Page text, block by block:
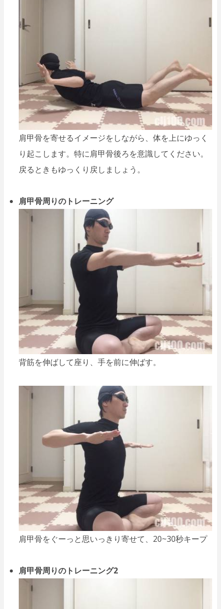
肩甲骨を寄せるイメージをしながら、体を上にゆっく
り起こします。特に肩甲骨後ろを意識してください。
戻るときもゆっくり戻しましょう。
肩甲骨周りのトレーニング
背筋を伸ばして座り、手を前に伸ばす。
肩甲骨をぐーっと思いっきり寄せて、20~30秒キープ
肩甲骨周りのトレーニング2